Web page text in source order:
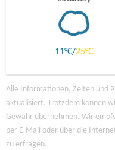
11 25
Alle Informationen, Zeiten und
aktualisiert. Trotzdem können
Gewähr übernehmen. Wir
per E-Mail oder über die
zu erfragen.